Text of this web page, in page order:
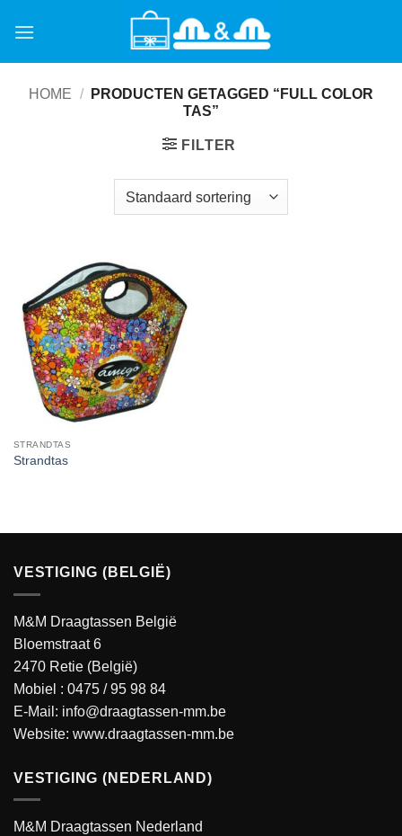
naar
HOME /
PRODUCTEN GETAGGED “FULL COLOR
TAS”
FILTER
STRANDTAS
Strandtas
VESTIGING (BELGIË)
M&M Draagtassen België
Bloemstraat 6
2470 Retie (België)
Mobiel : 0475 / 95 98 84
E-Mail: info@draagtassen-mm.be
Website: www.draagtassen-mm.be
VESTIGING (NEDERLAND)
M&M Draagtassen Nederland